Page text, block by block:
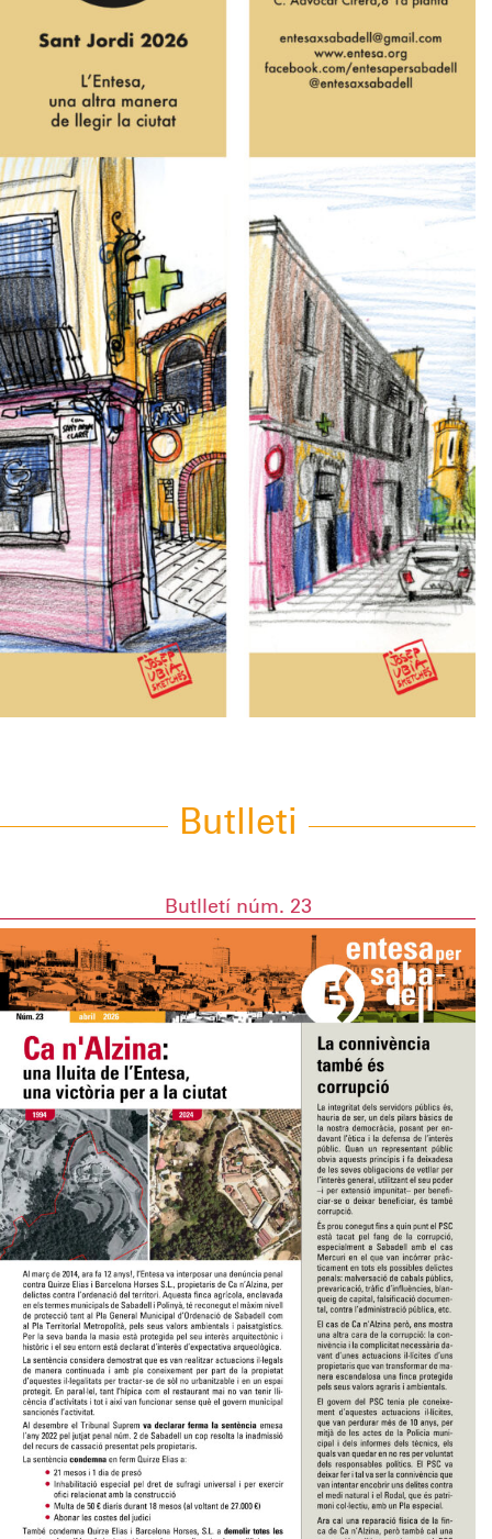
Butlleti
Butlletí núm. 23